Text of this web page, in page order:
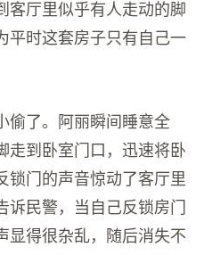
客厅里似乎有人走动的脚
平时这套房子只有自己一
偷了。阿丽瞬间睡意全
走到卧室门口，迅速将卧
锁门的声音惊动了客厅里
民警，当自己反锁房门
显得很杂乱，随后消失不